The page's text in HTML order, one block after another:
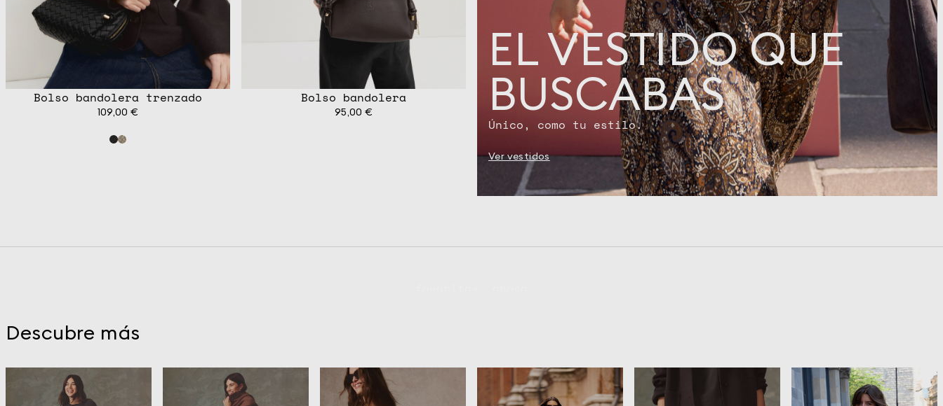
EL VESTIDO QUE
BUSCABAS
Único, como tu estilo.
Ver vestidos
Bolso bandolera trenzado
109,00 €
Bolso bandolera
95,00 €
Descubre más
DESCUENTO